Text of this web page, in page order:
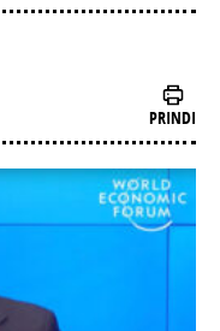
PRINDI